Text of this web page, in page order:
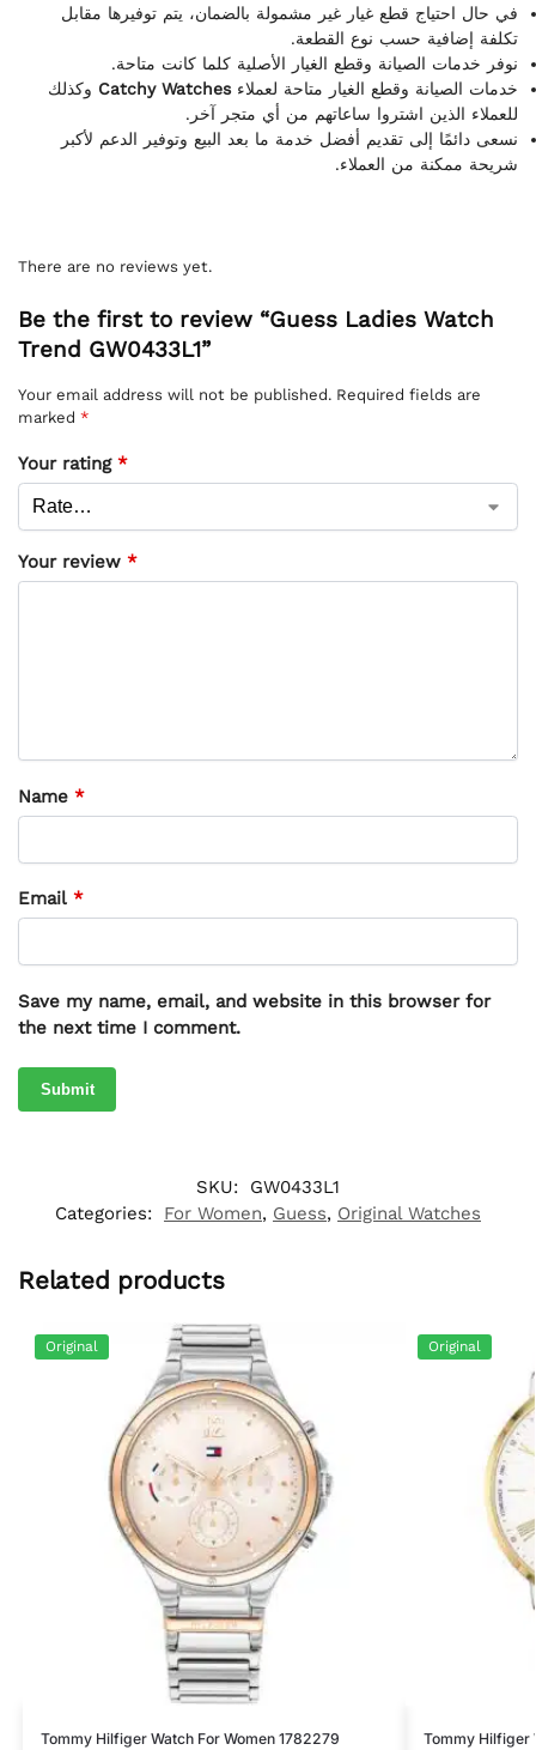
في حال احتياج قطع غيار غير مشمولة بالضمان، يتم توفيرها مقابل
تكلفة إضافية حسب نوع القطعة.
نوفر خدمات الصيانة وقطع الغيار الأصلية كلما كانت متاحة.
خدمات الصيانة وقطع الغيار متاحة لعملاءCatchy Watches وكذلك
للعملاء الذين اشتروا ساعاتهم من أي متجر آخر.
نسعى دائمًا إلى تقديم أفضل خدمة ما بعد البيع وتوفير الدعم لأكبر
شريحة ممكنة من العملاء.
There are no reviews yet.
Be the first to review “Guess Ladies Watch
Trend GW0433L1”
Your email address will not be published. Required fields are
marked *
Your rating *
Your review *
Name *
Email *
Save my name, email, and website in this browser for
the next time I comment.
SKU:
GW0433L1
Categories:
For Women, Guess, Original Watches
Related products
Original
Tommy Hilfiger Watch For Women 1782279
Original
Tommy Hilfiger